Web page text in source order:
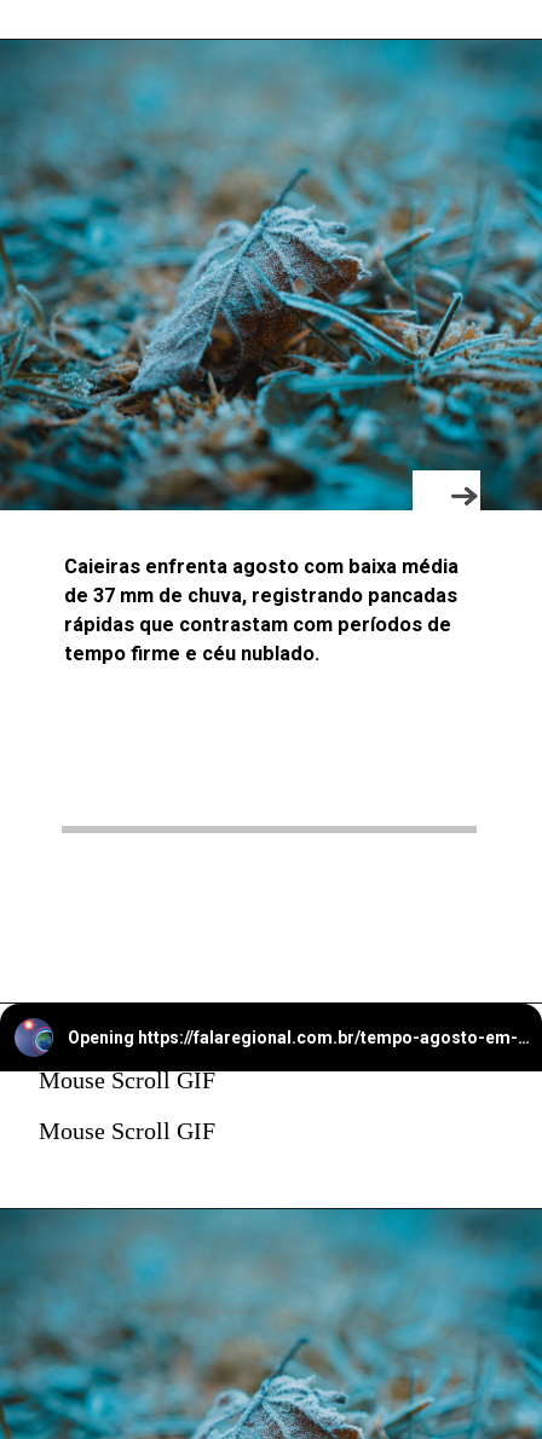
Caieiras enfrenta agosto com baixa média
de 37 mm de chuva, registrando pancadas
rápidas que contrastam com períodos de
tempo firme e céu nublado.
Opening https://falaregional.com.br/tempo-agosto-em-caieiras-registra-apenas-37-mm-de-chuva-clima-segue-seco-e-instavel.html
Mouse Scroll GIF
Mouse Scroll GIF